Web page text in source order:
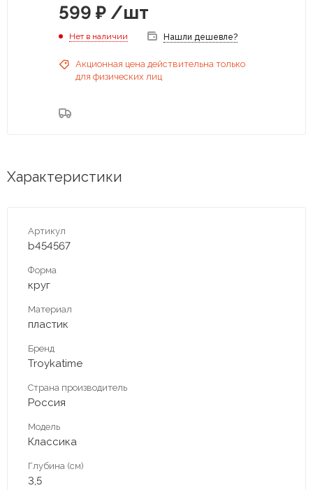
599 ₽ /шт
Нет в наличии Нашли дешевле?
Акционная цена действительна только
для физических лиц
Характеристики
Артикул
b454567
Форма
круг
Материал
пластик
Бренд
Troykatime
Страна производитель
Россия
Модель
Классика
Глубина (см)
3,5